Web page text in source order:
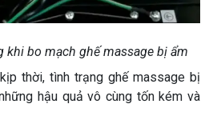
khi bo mạch ghế massage bị ẩm
thời, tình trạng ghế massage bị
hậu quả vô cùng tốn kém và